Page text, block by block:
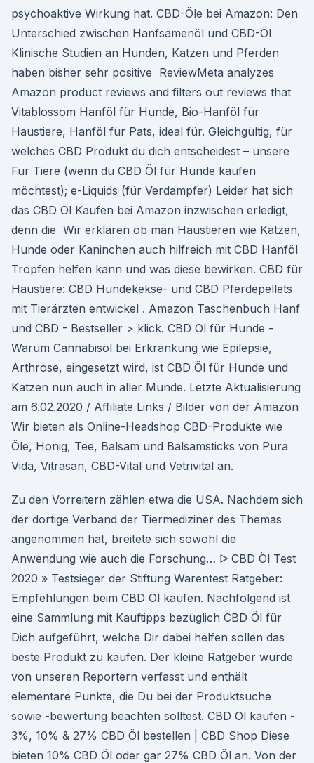
psychoaktive Wirkung hat. CBD-Öle bei Amazon: Den
Unterschied zwischen Hanfsamenöl und CBD-Öl
Klinische Studien an Hunden, Katzen und Pferden
haben bisher sehr positive ReviewMeta analyzes
Amazon product reviews and filters out reviews that
Vitablossom Hanföl für Hunde, Bio-Hanföl für
Haustiere, Hanföl für Pats, ideal für. Gleichgültig, für
welches CBD Produkt du dich entscheidest – unsere
Für Tiere (wenn du CBD Öl für Hunde kaufen
möchtest); e-Liquids (für Verdampfer) Leider hat sich
das CBD Öl Kaufen bei Amazon inzwischen erledigt,
denn die Wir erklären ob man Haustieren wie Katzen,
Hunde oder Kaninchen auch hilfreich mit CBD Hanföl
Tropfen helfen kann und was diese bewirken. CBD für
Haustiere: CBD Hundekekse- und CBD Pferdepellets
mit Tierärzten entwickel . Amazon Taschenbuch Hanf
und CBD - Bestseller > klick. CBD Öl für Hunde -
Warum Cannabisöl bei Erkrankung wie Epilepsie,
Arthrose, eingesetzt wird, ist CBD Öl für Hunde und
Katzen nun auch in aller Munde. Letzte Aktualisierung
am 6.02.2020 / Affiliate Links / Bilder von der Amazon
Wir bieten als Online-Headshop CBD-Produkte wie
Öle, Honig, Tee, Balsam und Balsamsticks von Pura
Vida, Vitrasan, CBD-Vital und Vetrivital an.
Zu den Vorreitern zählen etwa die USA. Nachdem sich
der dortige Verband der Tiermediziner des Themas
angenommen hat, breitete sich sowohl die
Anwendung wie auch die Forschung… ᐅ CBD Öl Test
2020 » Testsieger der Stiftung Warentest Ratgeber:
Empfehlungen beim CBD Öl kaufen. Nachfolgend ist
eine Sammlung mit Kauftipps bezüglich CBD Öl für
Dich aufgeführt, welche Dir dabei helfen sollen das
beste Produkt zu kaufen. Der kleine Ratgeber wurde
von unseren Reportern verfasst und enthält
elementare Punkte, die Du bei der Produktsuche
sowie -bewertung beachten solltest. CBD Öl kaufen -
3%, 10% & 27% CBD Öl bestellen | CBD Shop Diese
bieten 10% CBD Öl oder gar 27% CBD Öl an. Von der